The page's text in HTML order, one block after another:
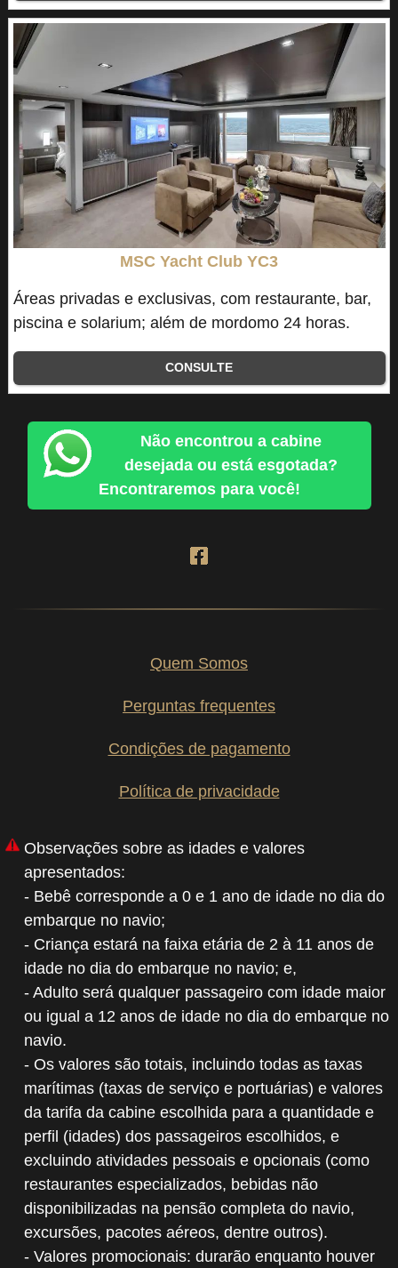
MSC Yacht Club YC3
Áreas privadas e exclusivas, com restaurante, bar,
piscina e solarium; além de mordomo 24 horas.
CONSULTE
Não encontrou a cabine
desejada ou está esgotada?
Encontraremos para você!
Quem Somos
Perguntas frequentes
Condições de pagamento
Política de privacidade
Observações sobre as idades e valores
apresentados:
- Bebê corresponde a 0 e 1 ano de idade no dia do
embarque no navio;
- Criança estará na faixa etária de 2 à 11 anos de
idade no dia do embarque no navio; e,
- Adulto será qualquer passageiro com idade maior
ou igual a 12 anos de idade no dia do embarque no
navio.
- Os valores são totais, incluindo todas as taxas
marítimas (taxas de serviço e portuárias) e valores
da tarifa da cabine escolhida para a quantidade e
perfil (idades) dos passageiros escolhidos, e
excluindo atividades pessoais e opcionais (como
restaurantes especializados, bebidas não
disponibilizadas na pensão completa do navio,
excursões, pacotes aéreos, dentre outros).
- Valores promocionais: durarão enquanto houver